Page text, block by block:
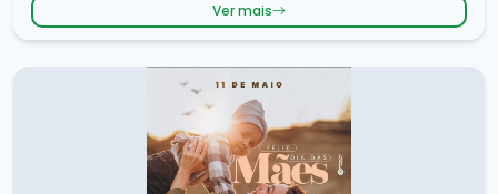
Ver mais